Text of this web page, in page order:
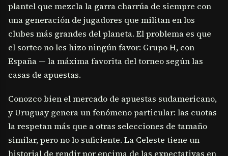
plantel que mezcla la garra charrúa de siempre con
una generación de jugadores que militan en los
clubes más grandes del planeta. El problema es que
el sorteo no les hizo ningún favor: Grupo H, con
España — la máxima favorita del torneo según las
casas de apuestas.
Conozco bien el mercado de apuestas sudamericano,
y Uruguay genera un fenómeno particular: las cuotas
la respetan más que a otras selecciones de tamaño
similar, pero no lo suficiente. La Celeste tiene un
historial de rendir por encima de las expectativas en